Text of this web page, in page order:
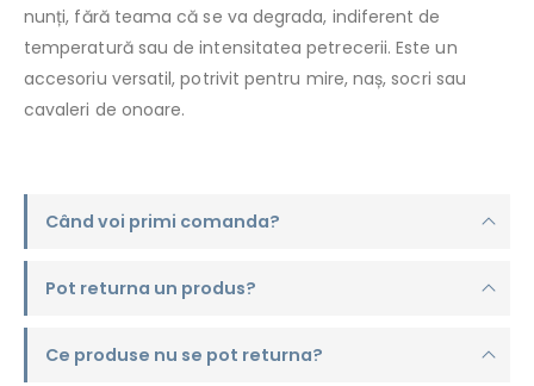
nunți, fără teama că se va degrada, indiferent de
temperatură sau de intensitatea petrecerii. Este un
accesoriu versatil, potrivit pentru mire, naș, socri sau
cavaleri de onoare.
Când voi primi comanda?
Pot returna un produs?
Ce produse nu se pot returna?